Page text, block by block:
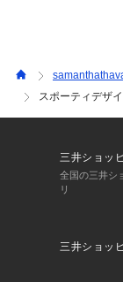
スポーティデザ
三井ショッ
全国の三井シ
リ
三井ショッ